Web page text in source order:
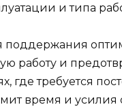
и типа
поддержания
работу и
где требуется
время и усилия